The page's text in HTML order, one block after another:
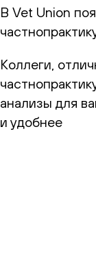
В Vet Union
Коллеги,
анализы для
и удобнее